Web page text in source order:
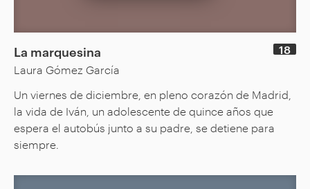
La marquesina
Laura Gómez García
18
Un viernes de diciembre, en pleno corazón de Madrid,
la vida de Iván, un adolescente de quince años que
espera el autobús junto a su padre, se detiene para
siempre.